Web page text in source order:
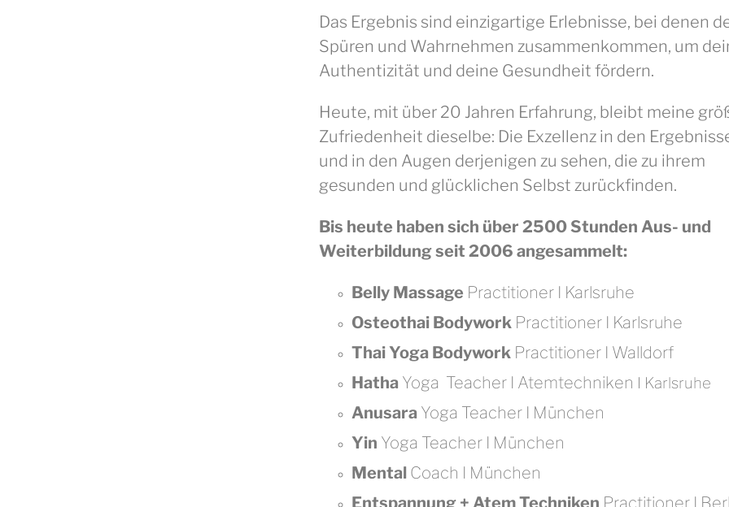
Das Ergebnis sind einzigartige Erlebnisse, bei denen
Spüren und Wahrnehmen zusammenkommen, um
Authentizität und deine Gesundheit fördern.
Heute, mit über 20 Jahren Erfahrung, bleibt meine
Zufriedenheit dieselbe: Die Exzellenz in den
und in den Augen derjenigen zu sehen, die zu ihrem
gesunden und glücklichen Selbst zurückfinden.
Bis heute haben sich über 2500 Stunden Aus- und
Weiterbildung seit 2006 angesammelt:
Belly Massage Practitioner I Karlsruhe
Osteothai Bodywork Practitioner I Karlsruhe
Thai Yoga Bodywork Practitioner I Walldorf
Hatha Yoga Teacher I Atemtechniken I Karlsruhe
Anusara Yoga Teacher I München
Yin Yoga Teacher I München
Mental Coach I München